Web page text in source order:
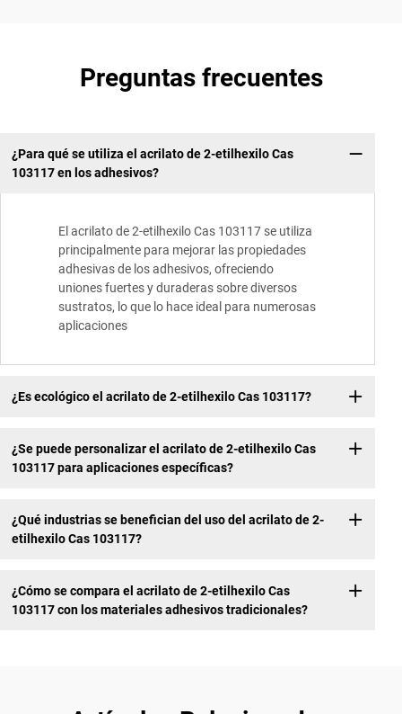
Preguntas frecuentes
¿Para qué se utiliza el acrilato de 2-etilhexilo Cas
103117 en los adhesivos?
El acrilato de 2-etilhexilo Cas 103117 se utiliza
principalmente para mejorar las propiedades
adhesivas de los adhesivos, ofreciendo
uniones fuertes y duraderas sobre diversos
sustratos, lo que lo hace ideal para numerosas
aplicaciones
¿Es ecológico el acrilato de 2-etilhexilo Cas 103117?
¿Se puede personalizar el acrilato de 2-etilhexilo Cas
103117 para aplicaciones específicas?
¿Qué industrias se benefician del uso del acrilato de 2-
etilhexilo Cas 103117?
¿Cómo se compara el acrilato de 2-etilhexilo Cas
103117 con los materiales adhesivos tradicionales?